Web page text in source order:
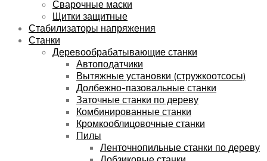
Сварочные маски
Щитки защитные
Стабилизаторы напряжения
Станки
Деревообрабатывающие станки
Автоподатчики
Вытяжные установки (стружкоотсосы)
Долбежно-пазовальные станки
Заточные станки по дереву
Комбинированные станки
Кромкооблицовочные станки
Пилы
Ленточнопильные станки по дереву